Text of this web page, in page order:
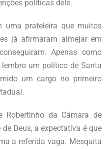
políticas dele.
uma prateleira que muitos
já afirmaram almejar em
Apenas como
um político de Santa
um cargo no primeiro
Robertinho da Câmara de
Deus, a expectativa é que
a referida vaga. Mesquita